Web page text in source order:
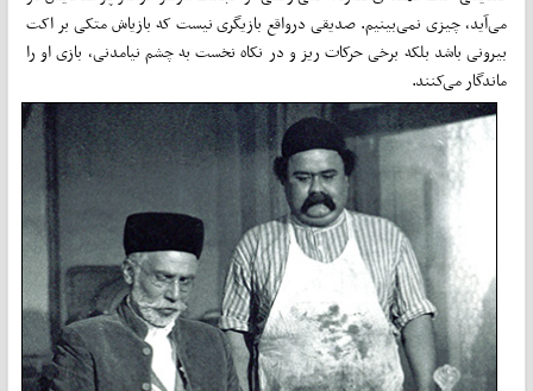
می‌آید، چیزی نمی‌­بینیم. صدیقی درواقع بازیگری نیست که بازی­اش متکی بر اکت
بیرونی باشد بلکه برخی حرکات ریز و در نکاه نخست به چشم نیامدنی، بازی او را
ماندگار می­‌کنند.